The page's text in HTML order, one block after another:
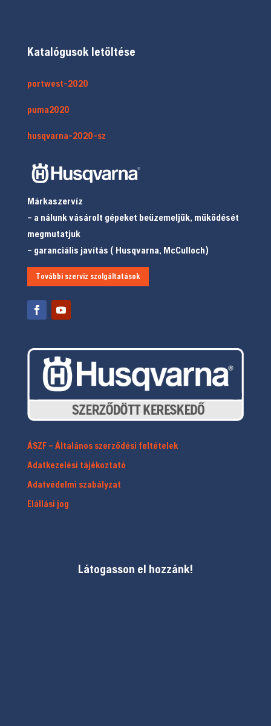
Katalógusok letöltése
portwest-2020
puma2020
husqvarna-2020-sz
Márkaszervíz
– a nálunk vásárolt gépeket beüzemeljük, működését
megmutatjuk
– garanciális javítás ( Husqvarna, McCulloch)
További szerviz szolgáltatások
ÁSZF – Általános szerződési feltételek
Adatkezelési tájékoztató
Adatvédelmi szabályzat
Elállási jog
Látogasson el hozzánk!